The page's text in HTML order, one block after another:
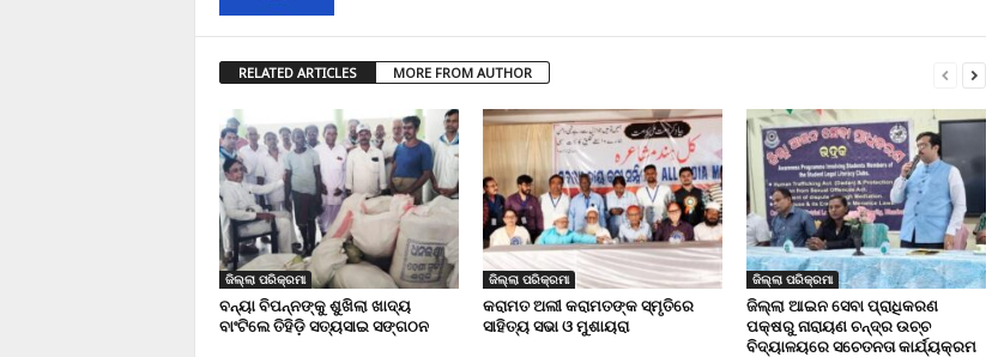
RELATED ARTICLES MORE FROM AUTHOR
ଜିଲ୍ଲା ପରିକ୍ରମା
ବନ୍ୟା ବିପନ୍ନଙ୍କୁ ଶୁଖିଲା ଖାଦ୍ୟ
ବାଂଟିଲେ ତିହିଡି଼ ସତ୍ୟସାଇ ସଙ୍ଗଠନ
ଜିଲ୍ଲା ପରିକ୍ରମା
କରାମତ ଅଲୀ କରାମତଙ୍କ ସ୍ମୃତିରେ
ସାହିତ୍ୟ ସଭା ଓ ମୁଶାୟରା
ଜିଲ୍ଲା ପରିକ୍ରମା
ଜିଲ୍ଲା ଆଇନ ସେବା ପ୍ରାଧିକରଣ
ପକ୍ଷରୁ ନାରାୟଣ ଚନ୍ଦ୍ର ଉଚ୍ଚ
ବିଦ୍ୟାଳୟରେ ସଚେତନତା କାର୍ଯ୍ୟକ୍ରମ